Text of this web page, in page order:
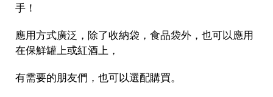
手！
應用方式廣泛，除了收納袋，食品袋外，也可以應用
在保鮮罐上或紅酒上，
有需要的朋友們，也可以選配購買。